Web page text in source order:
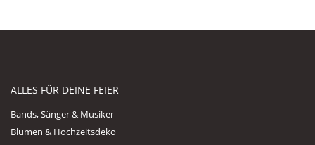
ALLES FÜR DEINE FEIER
Bands, Sänger & Musiker
Blumen & Hochzeitsdeko